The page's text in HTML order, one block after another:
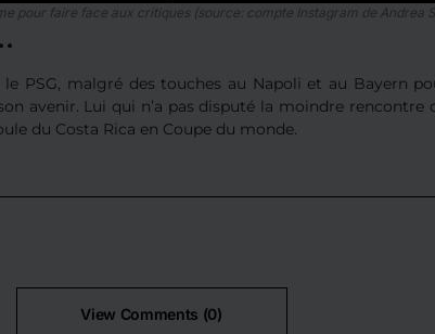
pour faire face aux critiques (source: compte Instagram de Andrea
PSG, malgré des touches au Napoli et au Bayern
avenir. Lui qui n’a pas disputé la moindre rencontre
du Costa Rica en Coupe du monde.
View Comments (0)